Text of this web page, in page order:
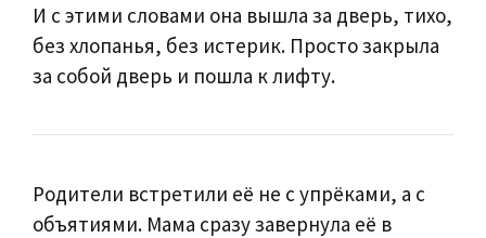
И с этими словами она вышла за дверь, тихо,
без хлопанья, без истерик. Просто закрыла
за собой дверь и пошла к лифту.
Родители встретили её не с упрёками, а с
объятиями. Мама сразу завернула её в